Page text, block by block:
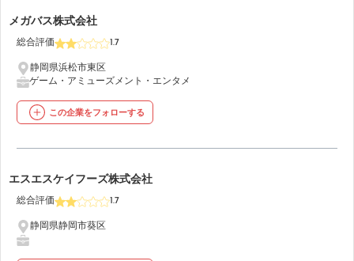
35
メガバス株式会社
総合評価 1.7
静岡県浜松市東区
ゲーム・アミューズメント・エンタメ
この企業をフォローする
36
エスエスケイフーズ株式会社
総合評価 1.7
静岡県静岡市葵区